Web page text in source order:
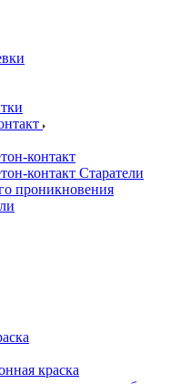
контакт
контакт Старатели
проникновения
краска